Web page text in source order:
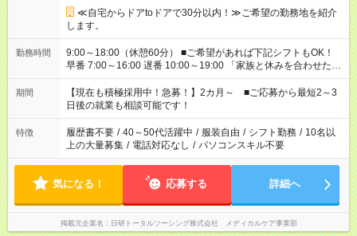
≪自宅からドアtoドアで30分以内！≫ご希望の勤務地を紹介
します。
勤務時間
9:00～18:00（休憩60分） ■ご希望があれば下記シフトもOK！
早番 7:00～16:00 遅番 10:00～19:00 「家族と休みを合わせた
い」 「余裕を持って夕飯の準備がしたい」 「できれば残業はし
たくない」 など、ご希望を教えてくださいね。 ※Wワーク希望
の方へ 今ご覧のお仕事で希望する勤務時間と、もう1つのお仕事
の勤務時間。 合計で週40時間を超える場合は応募できません。
期間
【現在も積極採用中！急募！】2カ月～ ■ご応募から最短2～3
日後の就業も相談可能です！
特徴 履歴書不要 / 40～50代活躍中 / 服装自由 / シフト勤務 / 10名以
上の大量募集 / 電話対応なし / パソコンスキル不要
気になる！ 応募する 詳細へ
掲載元企業名 日研トータルソーシング株式会社 メディカルケア事業部